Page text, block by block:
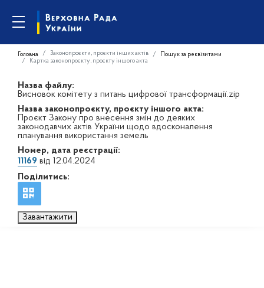
Головна Законопроєкти, проєкти інших актів
Пошук за реквізитами
Картка законопроєкту, проєкту іншого акта
Назва файлу:
Висновок комітету з питань цифрової трансформації.zip
Назва законопроєкту, проєкту іншого акта:
Проєкт Закону про внесення змін до деяких
законодавчих актів України щодо вдосконалення
планування використання земель
Номер, дата реєстрації:
11169 від 12.04.2024
Поділитись:
Завантажити